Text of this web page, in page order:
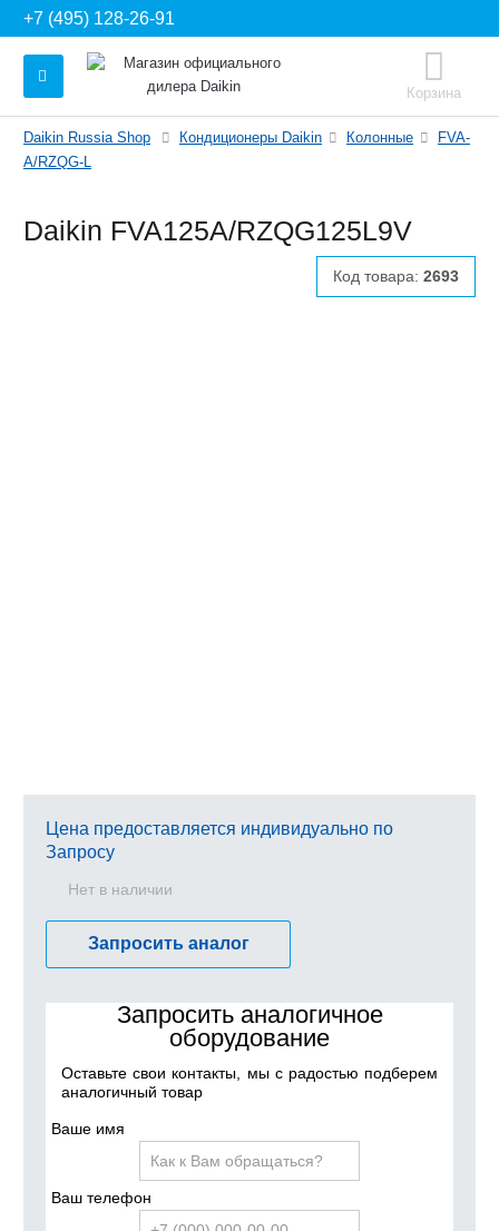
+7 (495) 128-26-91
Корзина
Daikin Russia Shop Кондиционеры Daikin Колонные
FVA-
A/RZQG-L
Daikin FVA125A/RZQG125L9V
Код товара: 2693
Цена предоставляется индивидуально по
Запросу
Нет в наличии
Запросить аналог
Запросить аналогичное
оборудование
Оставьте свои контакты, мы с радостью подберем
аналогичный товар
Ваше имя
Ваш телефон